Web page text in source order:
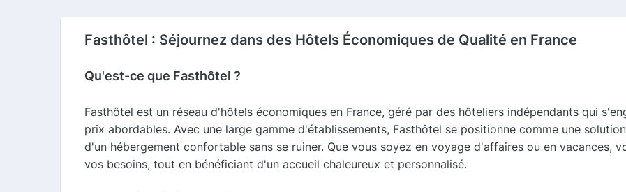
Fasthôtel : Séjournez dans des Hôtels Économiques de Qualité en France
Qu'est-ce que Fasthôtel ?
Fasthôtel est un réseau d'hôtels économiques en France, géré par des hôteliers indépendants qui
prix abordables. Avec une large gamme d'établissements, Fasthôtel se positionne comme une
d'un hébergement confortable sans se ruiner. Que vous soyez en voyage d'affaires ou en vacances,
vos besoins, tout en bénéficiant d'un accueil chaleureux et personnalisé.